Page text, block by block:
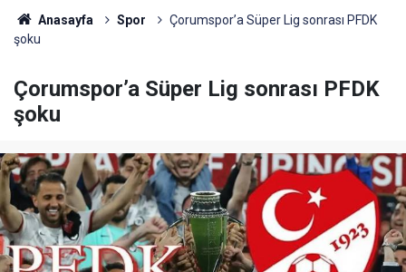
Anasayfa Spor
Çorumspor’a Süper Lig sonrası PFDK
şoku
Çorumspor’a Süper Lig sonrası PFDK
şoku